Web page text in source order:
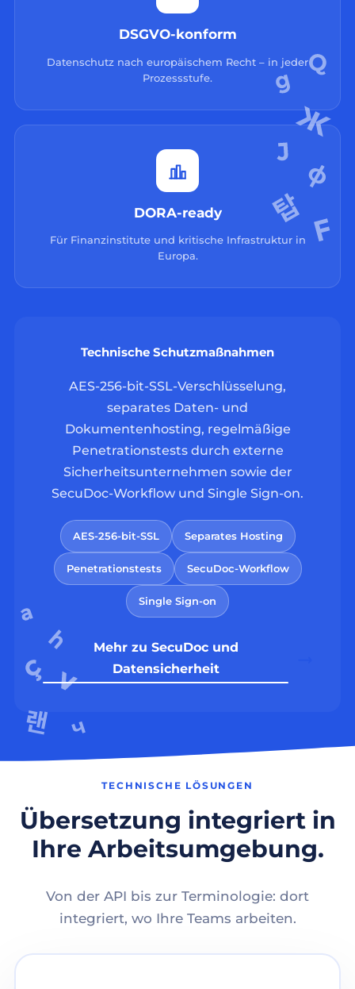
DSGVO-konform
Datenschutz nach europäischem Recht – in jeder
Prozessstufe.
DORA-ready
Für Finanzinstitute und kritische Infrastruktur in
Europa.
Technische Schutzmaßnahmen
AES-256-bit-SSL-Verschlüsselung,
separates Daten- und
Dokumentenhosting, regelmäßige
Penetrationstests durch externe
Sicherheitsunternehmen sowie der
SecuDoc-Workflow und Single Sign-on.
AES-256-bit-SSL Separates Hosting
Penetrationstests SecuDoc-Workflow
Single Sign-on
Mehr zu SecuDoc und
Datensicherheit
TECHNISCHE LÖSUNGEN
Übersetzung integriert in
Ihre Arbeitsumgebung.
Von der API bis zur Terminologie: dort
integriert, wo Ihre Teams arbeiten.